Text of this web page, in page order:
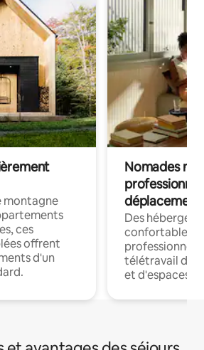
montagne
ces
offrent
d'un
Nomades
déplacement
Des
confortables
professionnels
télétravail
et d'espaces